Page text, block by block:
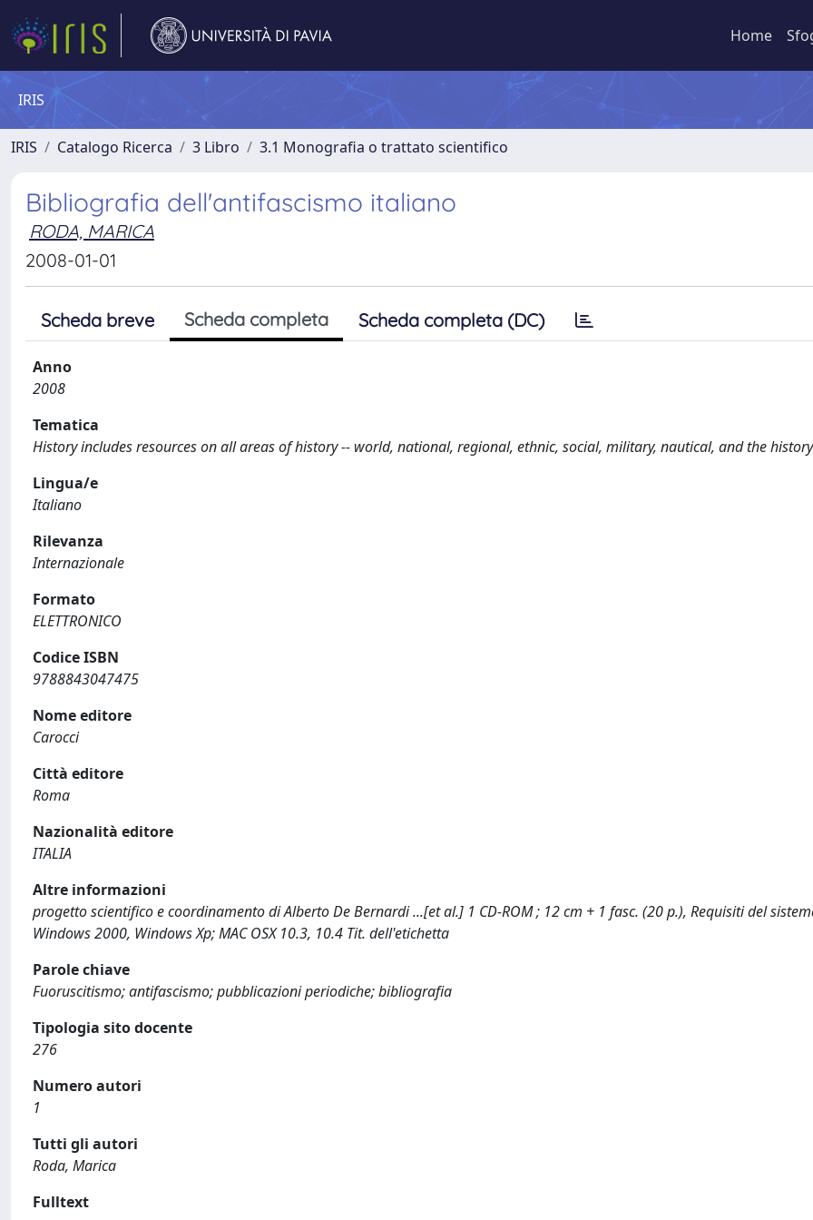
Home
IRIS
IRIS Catalogo Ricerca 3 Libro 3.1 Monografia o trattato scientifico
Bibliografia dell'antifascismo italiano
RODA, MARICA
2008-01-01
Scheda breve Scheda completa Scheda completa (DC)
Anno
2008
Tematica
History includes resources on all areas of history -- world, national, regional, ethnic, social, military, nautical, and the
Lingua/e
Italiano
Rilevanza
Internazionale
Formato
ELETTRONICO
Codice ISBN
9788843047475
Nome editore
Carocci
Città editore
Roma
Nazionalità editore
ITALIA
Altre informazioni
progetto scientifico e coordinamento di Alberto De Bernardi ...[et al.] 1 CD-ROM ; 12 cm + 1 fasc. (20 p.), Requisiti del
Windows 2000, Windows Xp; MAC OSX 10.3, 10.4 Tit. dell'etichetta
Parole chiave
Fuoruscitismo; antifascismo; pubblicazioni periodiche; bibliografia
Tipologia sito docente
276
Numero autori
1
Tutti gli autori
Roda, Marica
Fulltext